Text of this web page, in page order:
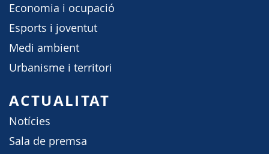
Economia i ocupació
Esports i joventut
Medi ambient
Urbanisme i territori
ACTUALITAT
Notícies
Sala de premsa